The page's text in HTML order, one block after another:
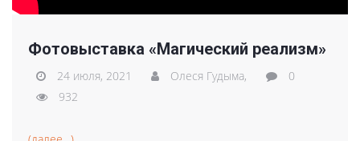
Фотовыставка «Магический реализм»
24 июля, 2021 Олеся Гудыма,
0
932